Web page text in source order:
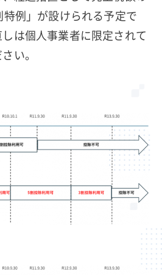
例」が設けられる予定で
は個人事業者に限定されて
い。